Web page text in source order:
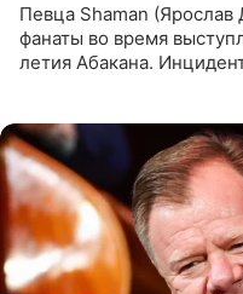
Певца Shaman (Ярослав
фанаты во время
летия Абакана.